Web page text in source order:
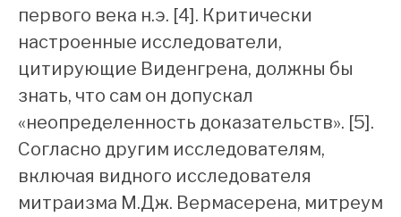
первого века н.э. [4]. Критически
настроенные исследователи,
цитирующие Виденгрена, должны бы
знать, что сам он допускал
«неопределенность доказательств». [5].
Согласно другим исследователям,
включая видного исследователя
митраизма М.Дж. Вермасерена, митреум